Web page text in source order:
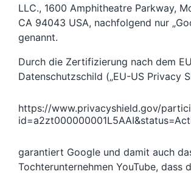
LLC., 1600 Amphitheatre Parkway,
CA 94043 USA, nachfolgend nur
genannt.
Durch die Zertifizierung nach dem
Datenschutzschild („EU-US Privacy
https://www.privacyshield.gov/
garantiert Google und damit auch
Tochterunternehmen YouTube, dass